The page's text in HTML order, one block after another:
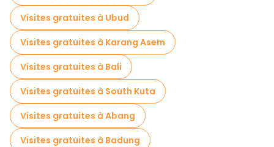
Visites gratuites à Ubud
Visites gratuites à Karang Asem
Visites gratuites à Bali
Visites gratuites à South Kuta
Visites gratuites à Abang
Visites gratuites à Badung